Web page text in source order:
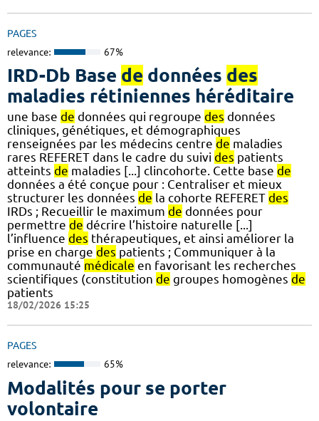
PAGES
relevance: 67%
IRD-Db Base de données des
maladies rétiniennes héréditaire
une base de données qui regroupe des données
cliniques, génétiques, et démographiques
renseignées par les médecins centre de maladies
rares REFERET dans le cadre du suivi des patients
atteints de maladies [...] clincohorte. Cette base de
données a été conçue pour : Centraliser et mieux
structurer les données de la cohorte REFERET des
IRDs ; Recueillir le maximum de données pour
permettre de décrire l’histoire naturelle [...]
l’influence des thérapeutiques, et ainsi améliorer la
prise en charge des patients ; Communiquer à la
communauté médicale en favorisant les recherches
scientifiques (constitution de groupes homogènes de
patients
18/02/2026 15:25
PAGES
relevance: 65%
Modalités pour se porter
volontaire